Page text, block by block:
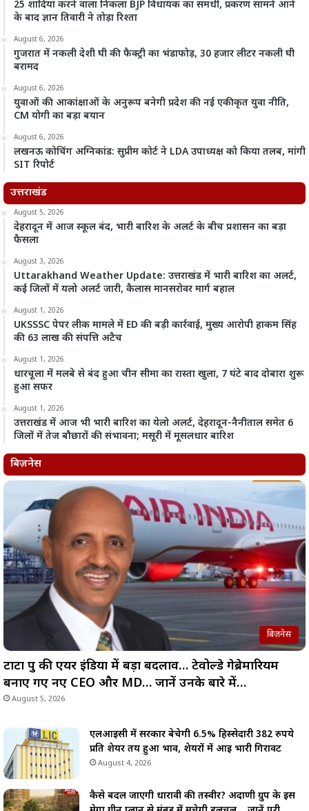
25 शादियां करने वाला निकला BJP विधायक का समधी, प्रकरण सामने आने
के बाद ज्ञान तिवारी ने तोड़ा रिश्ता
August 6, 2026
गुजरात में नकली देशी घी की फैक्ट्री का भंडाफोड़, 30 हजार लीटर नकली घी
बरामद
August 6, 2026
युवाओं की आकांक्षाओं के अनुरूप बनेगी प्रदेश की नई एकीकृत युवा नीति,
CM योगी का बड़ा बयान
August 6, 2026
लखनऊ कोचिंग अग्निकांड: सुप्रीम कोर्ट ने LDA उपाध्यक्ष को किया तलब, मांगी
SIT रिपोर्ट
उत्तराखंड
August 5, 2026
देहरादून में आज स्कूल बंद, भारी बारिश के अलर्ट के बीच प्रशासन का बड़ा
फैसला
August 3, 2026
Uttarakhand Weather Update: उत्तराखंड में भारी बारिश का अलर्ट,
कई जिलों में यलो अलर्ट जारी, कैलास मानसरोवर मार्ग बहाल
August 1, 2026
UKSSSC पेपर लीक मामले में ED की बड़ी कार्रवाई, मुख्य आरोपी हाकम सिंह
की 63 लाख की संपत्ति अटैच
August 1, 2026
धारचूला में मलबे से बंद हुआ चीन सीमा का रास्ता खुला, 7 घंटे बाद दोबारा शुरू
हुआ सफर
August 1, 2026
उत्तराखंड में आज भी भारी बारिश का येलो अलर्ट, देहरादून-नैनीताल समेत 6
जिलों में तेज बौछारों की संभावना; मसूरी में मूसलधार बारिश
बिज़नेस
बिज़नेस
टाटा ग्रुप की एयर इंडिया में बड़ा बदलाव… टेवोल्डे गेब्रेमारियम
बनाए गए नए CEO और MD… जानें उनके बारे में…
August 5, 2026
एलआईसी में सरकार बेचेगी 6.5% हिस्सेदारी 382 रुपये
प्रति शेयर तय हुआ भाव, शेयरों में आई भारी गिरावट
August 4, 2026
कैसे बदल जाएगी धारावी की तस्वीर? अदाणी ग्रुप के इस